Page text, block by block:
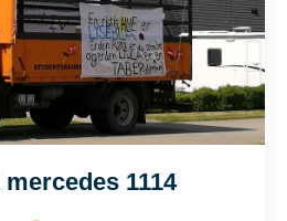
1114